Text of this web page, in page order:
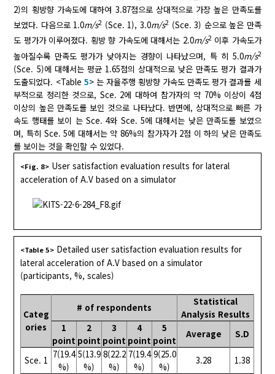
2)의 횡방향 가속도에 대하여 3.87점으로 상대적으로 가장 높은 만족도를
보였다. 다음으로 1.0m/s2 (Sce. 1), 3.0m/s2 (Sce. 3) 순으로 높은 만족
도 평가가 이루어졌다. 횡방 향 가속도에 대해서는 2.0m/s2이후 가속도가
높아질수록 만족도 평가가 낮아지는 경향이 나타났으며, 특 히 5.0m/s2
(Sce. 5)에 대해서는 평균 1.65점의 상대적으로 낮은 만족도 평가 결과가
도출되었다. <Table 5> 는 자율주행 횡방향 가속도 만족도 평가 결과를 세
부적으로 정리한 것으로, Sce. 2에 대하여 참가자의 약 70% 이상이 4점
이상의 높은 만족도를 보인 것으로 나타났다. 반면에, 상대적으로 빠른 가
속도 행태를 보이 는 Sce. 4와 Sce. 5에 대해서는 낮은 만족도를 보였으
며, 특히 Sce. 5에 대해서는 약 86%의 참가자가 2점 이 하의 낮은 만족도
를 보이는 것을 확인할 수 있었다.
<Fig. 8> User satisfaction evaluation results for lateral
acceleration of A.V based on a simulator
<Table 5> Detailed user satisfaction evaluation results for
lateral acceleration of A.V based on a simulator
(participants, %, scales)
Categ
ories
# of respondents
Statistical
Analysis Results
1
point
2
point
3
point
4
point
5
point
Average S.D
Sce. 1
7(19.4
%)
5(13.9
%)
8(22.2
%)
7(19.4
%)
9(25.0
%)
3.28 1.38